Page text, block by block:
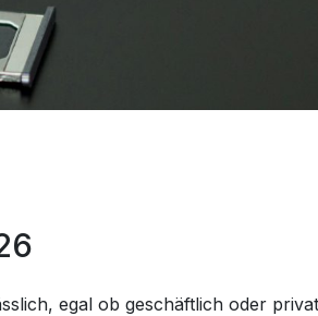
egal ob geschäftlich oder